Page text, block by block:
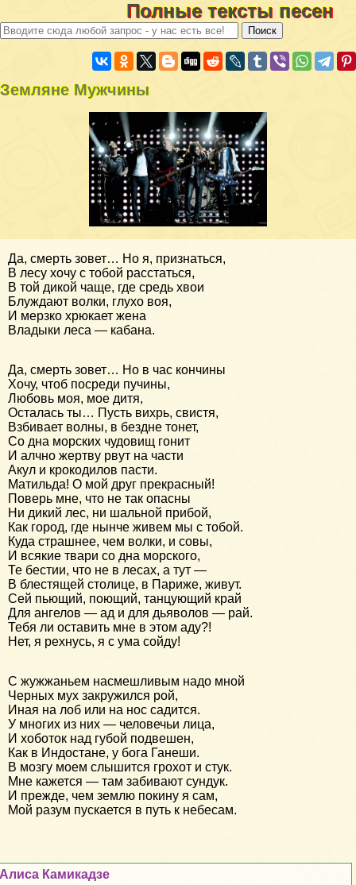
Полные тексты песен
Земляне Мужчины
Да, смерть зовет… Но я, признаться,
В лесу хочу с тобой расстаться,
В той дикой чаще, где средь хвои
Блуждают волки, глухо воя,
И мерзко хрюкает жена
Владыки леса — кабана.
Да, смерть зовет… Но в час кончины
Хочу, чтоб посреди пучины,
Любовь моя, мое дитя,
Осталась ты… Пусть вихрь, свистя,
Взбивает волны, в бездне тонет,
Со дна морских чудовищ гонит
И алчно жертву рвут на части
Акул и крокодилов пасти.
Матильда! О мой друг прекрасный!
Поверь мне, что не так опасны
Ни дикий лес, ни шальной прибой,
Как город, где нынче живем мы с тобой.
Куда страшнее, чем волки, и совы,
И всякие твари со дна морского,
Те бестии, что не в лесах, а тут —
В блестящей столице, в Париже, живут.
Сей пьющий, поющий, танцующий край
Для ангелов — ад и для дьяволов — рай.
Тебя ли оставить мне в этом аду?!
Нет, я рехнусь, я с ума сойду!
С жужжаньем насмешливым надо мной
Черных мух закружился рой,
Иная на лоб или на нос садится.
У многих из них — человечьи лица,
И хоботок над губой подвешен,
Как в Индостане, у бога Ганеши.
В мозгу моем слышится грохот и стук.
Мне кажется — там забивают сундук.
И прежде, чем землю покину я сам,
Мой разум пускается в путь к небесам.
Алиса Камикадзе